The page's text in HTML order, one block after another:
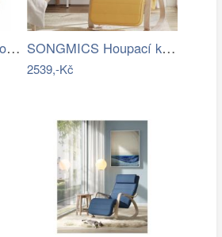
Halmar Houpací křeslo LIBERTO 2 -… SONGMICS Houpací křeslo polstrované…
2539,-Kč